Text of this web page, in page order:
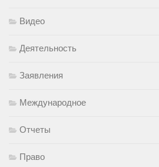
Видео
Деятельность
Заявления
Международное
Отчеты
Право